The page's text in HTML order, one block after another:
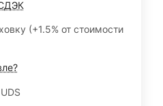
(+1.5% от стоимости